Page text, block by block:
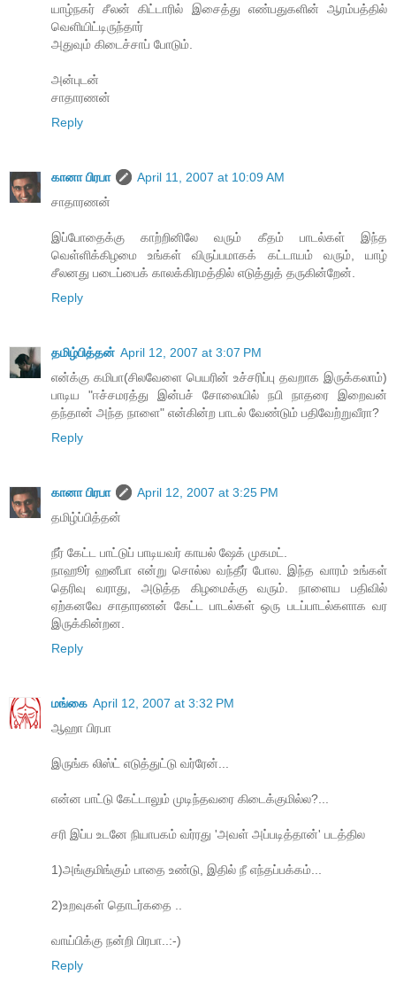
யாழ்நகர் சீலன் கிட்டாரில் இசைத்து எண்பதுகளின் ஆரம்பத்தில்
வெளியிட்டிருந்தார்
அதுவும் கிடைச்சாப் போடும்.
அன்புடன்
சாதாரணன்
Reply
கானா பிரபா
April 11, 2007 at 10:09 AM
சாதாரணன்
இப்போதைக்கு காற்றினிலே வரும் கீதம் பாடல்கள் இந்த
வெள்ளிக்கிழமை உங்கள் விருப்பமாகக் கட்டாயம் வரும், யாழ்
சீலனது படைப்பைக் காலக்கிரமத்தில் எடுத்துத் தருகின்றேன்.
Reply
தமிழ்பித்தன் April 12, 2007 at 3:07 PM
என்க்கு கமிபா(சிலவேளை பெயரின் உச்சரிப்பு தவறாக இருக்கலாம்)
பாடிய "ஈச்சமரத்து இன்பச் சோலையில் நபி நாதரை இறைவன்
தந்தான் அந்த நாளை" என்கின்ற பாடல் வேண்டும் பதிவேற்றுவீரா?
Reply
கானா பிரபா
April 12, 2007 at 3:25 PM
தமிழ்ப்பித்தன்
நீர் கேட்ட பாட்டுப் பாடியவர் காயல் ஷேக் முகமட்.
நாஹூர் ஹனீபா என்று சொல்ல வந்தீர் போல. இந்த வாரம் உங்கள்
தெரிவு வராது, அடுத்த கிழமைக்கு வரும். நாளைய பதிவில்
ஏற்கனவே சாதாரணன் கேட்ட பாடல்கள் ஒரு படப்பாடல்களாக வர
இருக்கின்றன.
Reply
மங்கை April 12, 2007 at 3:32 PM
ஆஹா பிரபா
இருங்க லிஸ்ட் எடுத்துட்டு வர்ரேன்...
என்ன பாட்டு கேட்டாலும் முடிந்தவரை கிடைக்குமில்ல?...
சரி இப்ப உடனே நியாபகம் வர்ரது 'அவள் அப்படித்தான்' படத்தில
1)அங்குமிங்கும் பாதை உண்டு, இதில் நீ எந்தப்பக்கம்...
2)உறவுகள் தொடர்கதை ..
வாய்பிக்கு நன்றி பிரபா..:-)
Reply